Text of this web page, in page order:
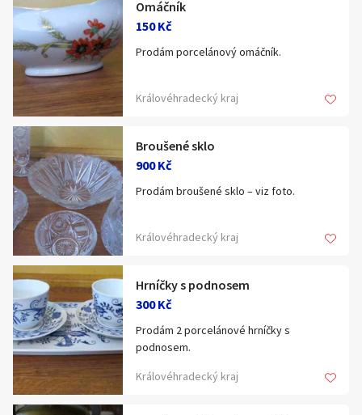
Omáčník
150 Kč
Prodám porcelánový omáčník.
Královéhradecký kraj
Broušené sklo
900 Kč
Prodám broušené sklo – viz foto.
Královéhradecký kraj
Hrníčky s podnosem
300 Kč
Prodám 2 porcelánové hrníčky s
podnosem.
Královéhradecký kraj
Km
Celá ČR
Hlavní město Praha
Jihočeský kraj
Jihomoravský kraj
Zobrazit všechny regiony
Stáří inzerátu
Hledat v textu
Klíčové slovo:
Neuvedeno
Lokalita:
Neuvedeno
Ráno Večer
E-mail
Souhlasím s personalizací nabídek, zasíláním
marketingových materiálů a upozornění.